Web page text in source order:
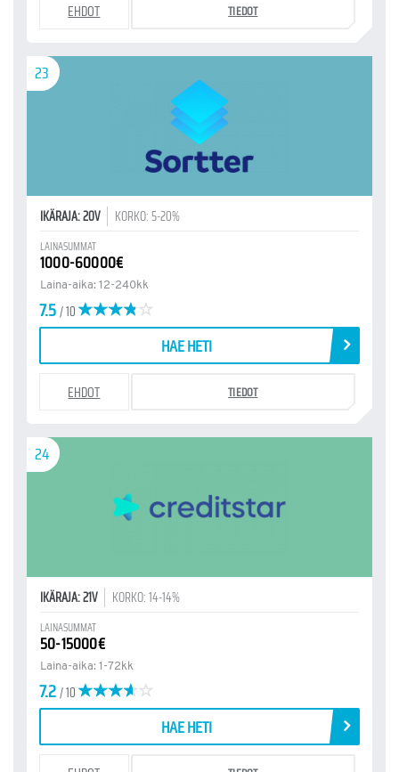
EHDOT TIEDOT
23
IKÄRAJA: 20V KORKO: 5-20%
LAINASUMMAT
1000-60000€
Laina-aika: 12-240kk
7.5/ 10
HAE HETI
EHDOT TIEDOT
24
IKÄRAJA: 21V KORKO: 14-14%
LAINASUMMAT
50-15000€
Laina-aika: 1-72kk
7.2/ 10
HAE HETI